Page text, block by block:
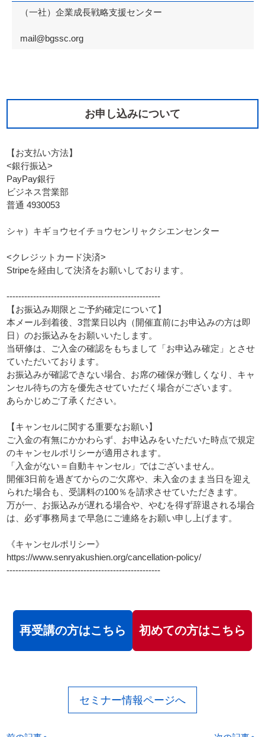
（一社）企業成長戦略支援センター
mail@bgssc.org
お申し込みについて
【お支払い方法】
<銀行振込>
PayPay銀行
ビジネス営業部
普通 4930053
シャ）キギョウセイチョウセンリャクシエンセンター
<クレジットカード決済>
Stripeを経由して決済をお願いしております。
----------------------------------------------------
【お振込み期限とご予約確定について】
本メール到着後、3営業日以内（開催直前にお申込みの方は即
日）のお振込みをお願いいたします。
当研修は、ご入金の確認をもちまして「お申込み確定」とさせ
ていただいております。
お振込みが確認できない場合、お席の確保が難しくなり、キャ
ンセル待ちの方を優先させていただく場合がございます。
あらかじめご了承ください。
【キャンセルに関する重要なお願い】
ご入金の有無にかかわらず、お申込みをいただいた時点で規定
のキャンセルポリシーが適用されます。
「入金がない＝自動キャンセル」ではございません。
開催3日前を過ぎてからのご欠席や、未入金のまま当日を迎え
られた場合も、受講料の100％を請求させていただきます。
万が一、お振込みが遅れる場合や、やむを得ず辞退される場合
は、必ず事務局まで早急にご連絡をお願い申し上げます。
《キャンセルポリシー》
https://www.senryakushien.org/cancellation-policy/
----------------------------------------------------
再受講の方はこちら 初めての方はこちら
セミナー情報ページへ